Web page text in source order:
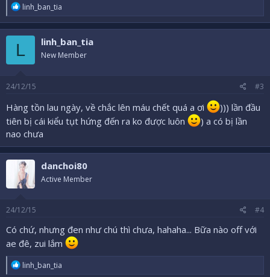
R
e
a
c
i
o
s
:
linh_ban_tia
L linh_ban_tia
New Member
24/12/15 #3
Hàng tồn lau ngày, về chắc lên máu chết quá a ơi
))) lần đầu
tiên bị cái kiểu tụt hứng đến ra ko được luôn
) a có bị lần
nao chưa
danchoi80
Active Member
24/12/15 #4
Có chứ, nhưng đen như chú thì chưa, hahaha... Bữa nào off với
ae đê, zui lắm
R
e
linh_ban_tia